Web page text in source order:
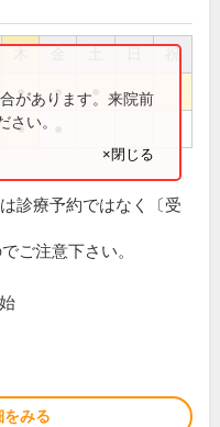
祝
● ●
●
があります。来院前
さい。
×閉じる
診療予約ではなく〔受
ご注意下さい。
をみる